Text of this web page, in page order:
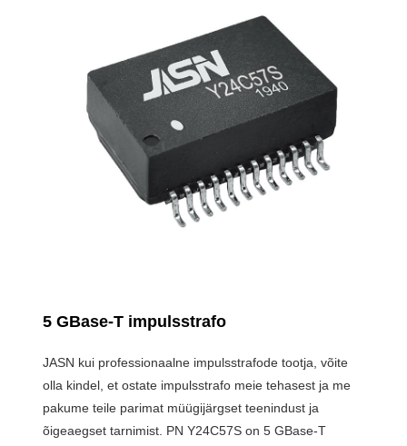
5 GBase-T impulsstrafo
JASN kui professionaalne impulsstrafode tootja, võite
olla kindel, et ostate impulsstrafo meie tehasest ja me
pakume teile parimat müügijärgset teenindust ja
õigeaegset tarnimist. PN Y24C57S on 5 GBase-T